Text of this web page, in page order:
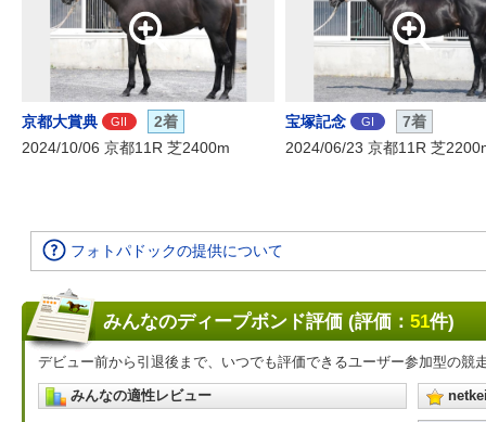
京都大賞典 GII
2着
2024/10/06 京都11R 芝2400m
宝塚記念 GI
7着
2024/06/23 京都11R 芝
フォトパドックの提供について
みんなのディープボンド評価 (評価： 51件)
デビュー前から引退後まで、いつでも評価できるユーザー参加型の競
みんなの適性レビュー